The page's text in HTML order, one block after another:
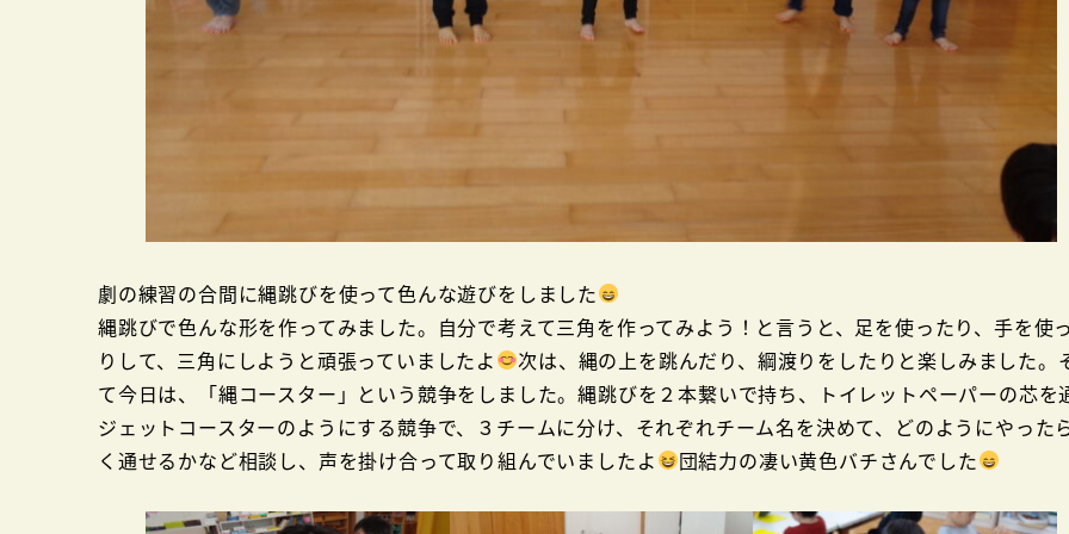
劇の練習の合間に縄跳びを使って色んな遊びをしました
縄跳びで色んな形を作ってみました。自分で考えて三角を作ってみよう！と言うと、足を使ったり、手を使
りして、三角にしようと頑張っていましたよ
次は、縄の上を跳んだり、綱渡りをしたりと楽しみました。
て今日は、「縄コースター」という競争をしました。縄跳びを２本繋いで持ち、トイレットペーパーの芯を
ジェットコースターのようにする競争で、３チームに分け、それぞれチーム名を決めて、どのようにやった
く通せるかなど相談し、声を掛け合って取り組んでいましたよ
団結力の凄い黄色バチさんでした